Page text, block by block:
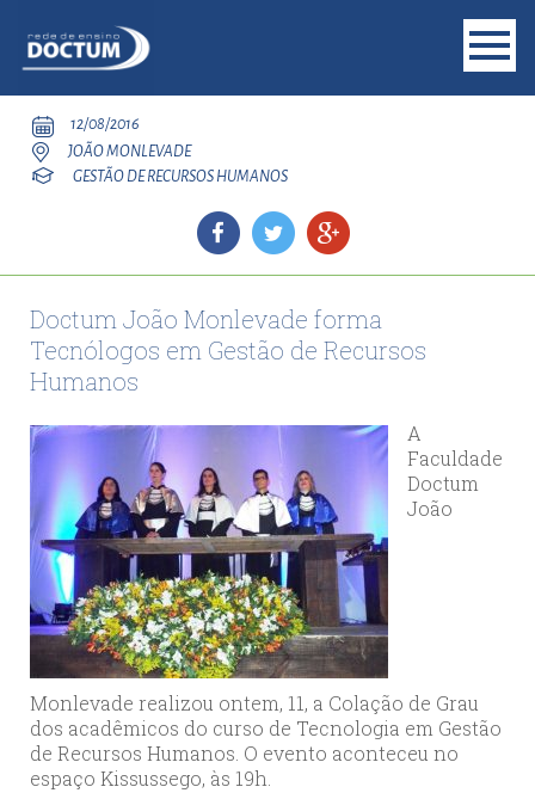
12/08/2016
JOÃO MONLEVADE
GESTÃO DE RECURSOS HUMANOS
Doctum João Monlevade forma
Tecnólogos em Gestão de Recursos
Humanos
A
Faculdade
Doctum
João
Monlevade realizou ontem, 11, a Colação de Grau
dos acadêmicos do curso de Tecnologia em Gestão
de Recursos Humanos. O evento aconteceu no
espaço Kissussego, às 19h.